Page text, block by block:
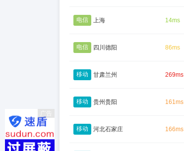
电信 上海 14ms
电信 四川德阳 86ms
移动 甘肃兰州 269ms
移动 贵州贵阳 161ms
移动 河北石家庄 166ms
广告